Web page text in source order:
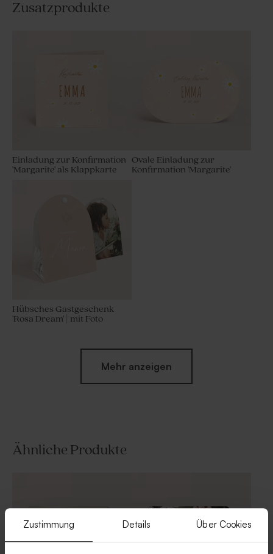
Zustimmung Details Über Cookies
Zusatzprodukte
Einladung zur Konfirmation
'Margarite' als Klappkarte
Ovale Einladung zur
Konfirmation 'Margarite'
Hübsches Gastgeschenk
'Rosa Dream' | mit Foto
Mehr anzeigen
Ähnliche Produkte